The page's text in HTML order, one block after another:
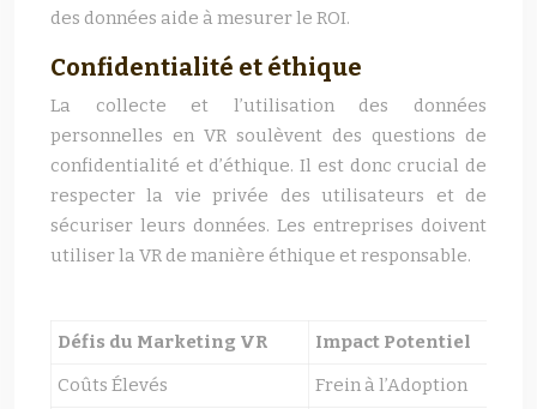
des données aide à mesurer le ROI.
Confidentialité et éthique
La collecte et l’utilisation des données
personnelles en VR soulèvent des questions de
confidentialité et d’éthique. Il est donc crucial de
respecter la vie privée des utilisateurs et de
sécuriser leurs données. Les entreprises doivent
utiliser la VR de manière éthique et responsable.
Défis du Marketing VR
Impact Potentiel
Coûts Élevés
Frein à l’Adoption